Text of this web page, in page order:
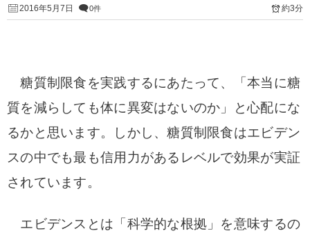
2016年5月7日 0件 約3分
糖質制限食を実践するにあたって、「本当に糖
質を減らしても体に異変はないのか」と心配にな
るかと思います。
しかし、糖質制限食はエビデン
スの中でも最も信用力があるレベルで効果が実証
されています。
エビデンスとは「科学的な根拠」を意味するの